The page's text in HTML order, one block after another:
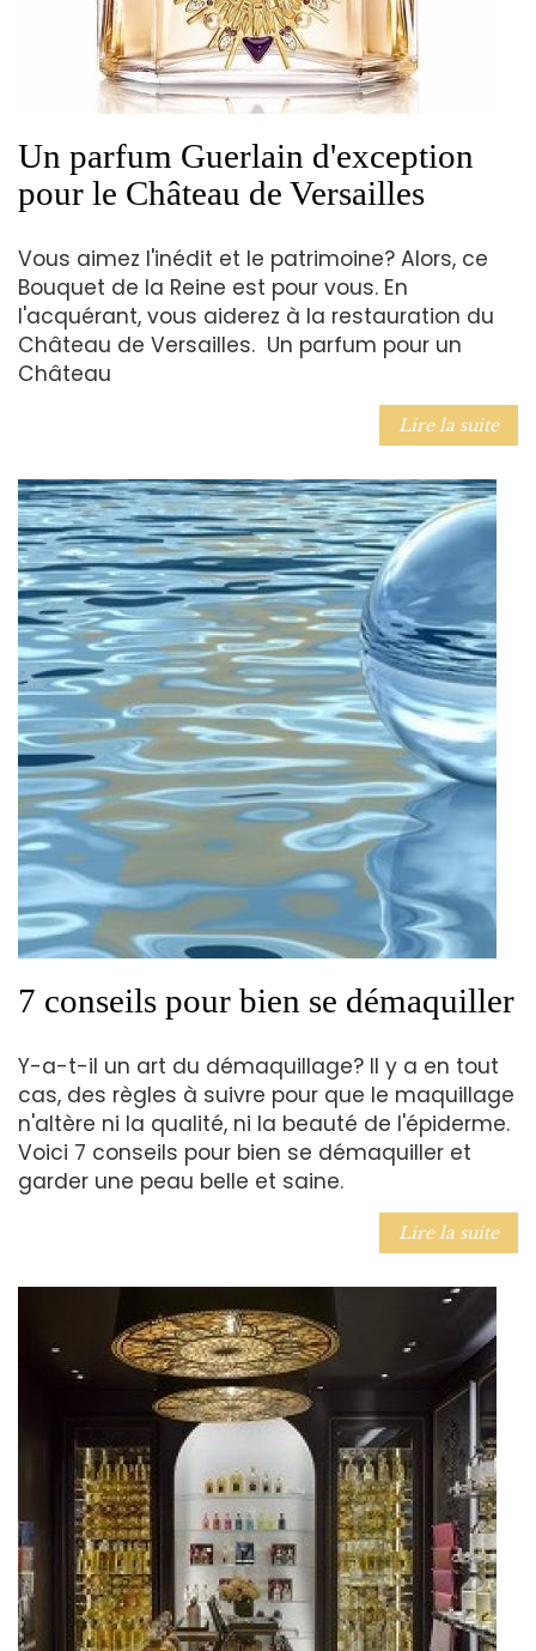
Un parfum Guerlain d'exception
pour le Château de Versailles
Vous aimez l'inédit et le patrimoine? Alors, ce
Bouquet de la Reine est pour vous. En
l'acquérant, vous aiderez à la restauration du
Château de Versailles. Un parfum pour un
Château
Lire la suite
7 conseils pour bien se démaquiller
Y-a-t-il un art du démaquillage? Il y a en tout
cas, des règles à suivre pour que le maquillage
n'altère ni la qualité, ni la beauté de l'épiderme.
Voici 7 conseils pour bien se démaquiller et
garder une peau belle et saine.
Lire la suite